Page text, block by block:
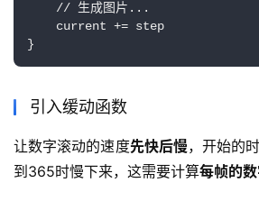
    // 生成图片...
    current += step
}
引入缓动函数
让数字滚动的速度先快后慢，开始的
到365时慢下来，这需要计算每帧的